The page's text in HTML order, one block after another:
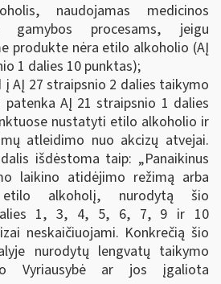
naudojamas medicinos
gamybos procesams, jeigu
produkte nėra etilo alkoholio (AĮ
1 dalies 10 punktas);
AĮ 27 straipsnio 2 dalies taikymo
AĮ 21 straipsnio 1 dalies
nustatyti etilo alkoholio ir
atleidimo nuo akcizų atvejai.
išdėstoma taip: „Panaikinus
laikino atidėjimo režimą arba
etilo alkoholį, nurodytą šio
1, 3, 4, 5, 6, 7, 9 ir 10
neskaičiuojami. Konkrečią šio
nurodytų lengvatų taikymo
Vyriausybė ar jos įgaliota